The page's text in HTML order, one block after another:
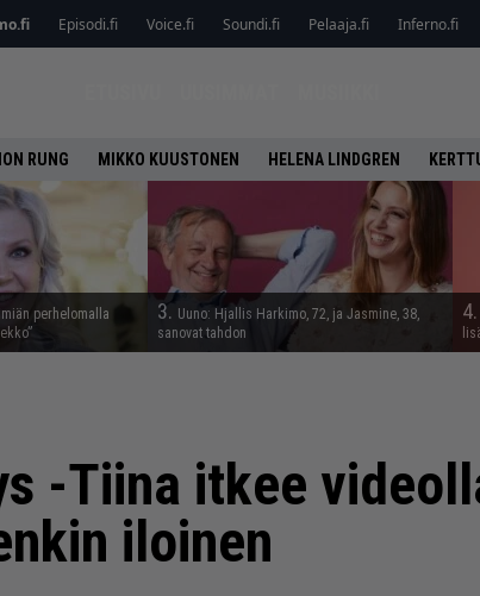
Episodi.fi Voice.fi Soundi.fi Pelaaja.fi Inferno.fi
RUNG MIKKO KUUSTONEN HELENA LINDGREN
perhelomalla
3. Uuno: Hjallis Harkimo, 72, ja Jasmine, 38,
sanovat tahdon
4.
-Tiina itkee
iloinen